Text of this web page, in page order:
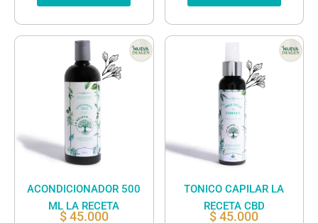
ACONDICIONADOR 500
ML LA RECETA
$45.000
TONICO CAPILAR LA
RECETA CBD
$45.000